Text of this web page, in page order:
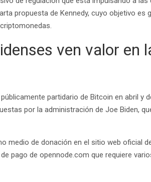
propuesta de Kennedy, cuyo objetivo es
ven valor en
partidario de Bitcoin en abril y
por la administración de Joe Biden,
medio de donación en el sitio web oficial
pago de opennode.com que requiere